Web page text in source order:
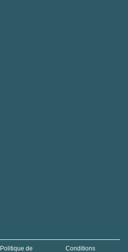
Politique de Conditions